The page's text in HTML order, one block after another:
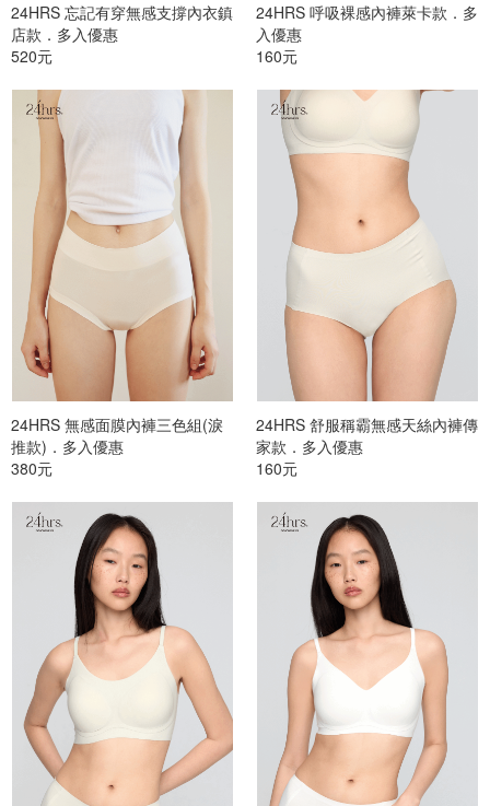
24HRS 忘記有穿無感支撐內衣鎮
店款．多入優惠
520元
24HRS 呼吸裸感內褲萊卡款．多
入優惠
160元
24HRS 無感面膜內褲三色組(淚
推款)．多入優惠
380元
24HRS 舒服稱霸無感天絲內褲傳
家款．多入優惠
160元